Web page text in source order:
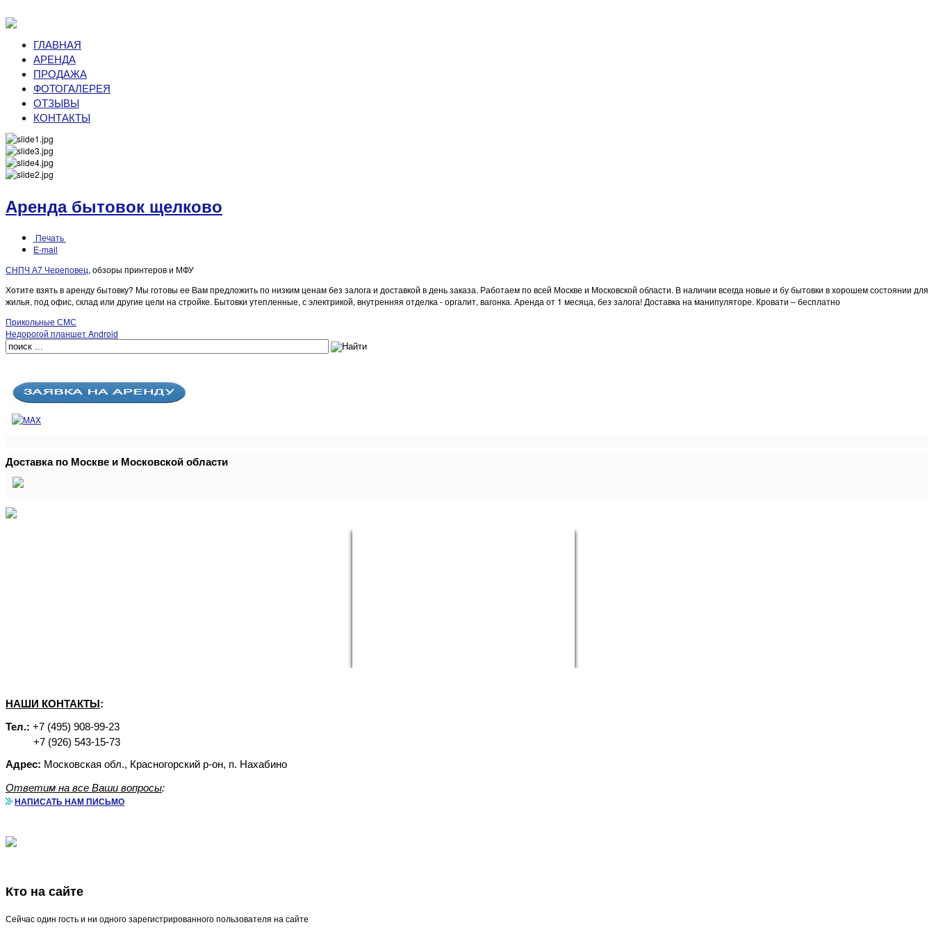
ГЛАВНАЯ
АРЕНДА
ПРОДАЖА
ФОТОГАЛЕРЕЯ
ОТЗЫВЫ
КОНТАКТЫ
Аренда бытовок щелково
Печать
E-mail
СНПЧ А7 Череповец, обзоры принтеров и МФУ
Хотите взять в аренду бытовку? Мы готовы ее Вам предложить по низким ценам без залога и доставкой в день заказа. Работаем по всей Москве и Московской области. В наличии всегда новые и бу бытовки в хорошем состоянии для
жилья, под офис, склад или другие цели на стройке. Бытовки утепленные, с электрикой, внутренняя отделка - оргалит, вагонка. Аренда от 1 месяца, без залога! Доставка на манипуляторе. Кровати – бесплатно
Прикольные СМС
Недорогой планшет Android
Доставка по Москве и Московской области
НАШИ КОНТАКТЫ:
Тел.: +7 (495) 908-99-23
+7 (926) 543-15-73
Адрес: Московская обл., Красногорский р-он, п. Нахабино
Ответим на все Ваши вопросы:
НАПИСАТЬ НАМ ПИСЬМО
Кто на сайте
Сейчас один гость и ни одного зарегистрированного пользователя на сайте